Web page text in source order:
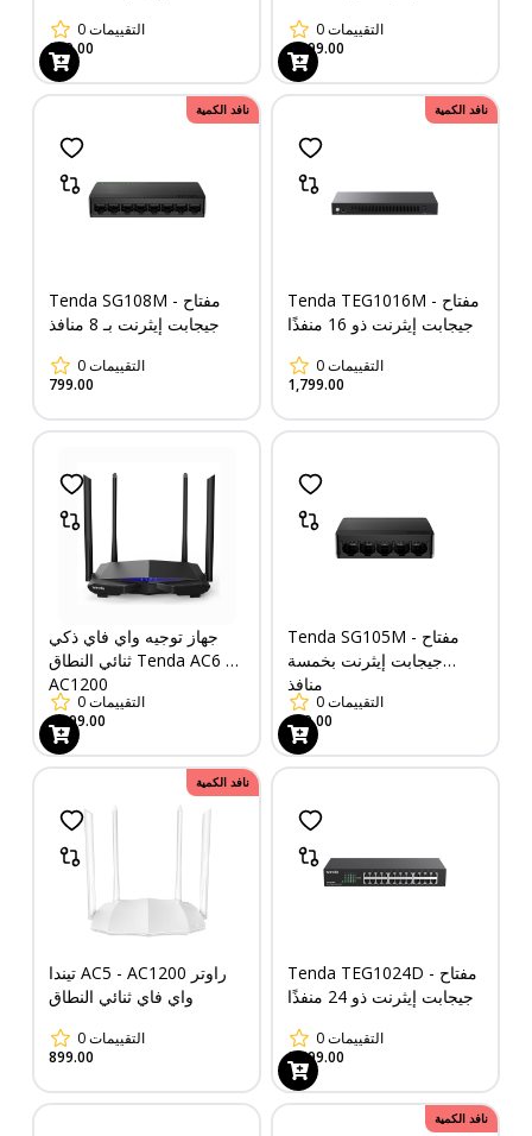
0التقييمات
849.00
0التقييمات
1,999.00
نافد الكمية
Tenda SG108M - مفتاح
جيجابت إيثرنت بـ 8 منافذ
0التقييمات
799.00
نافد الكمية
Tenda TEG1016M - مفتاح
جيجابت إيثرنت ذو 16 منفذًا
0التقييمات
1,799.00
جهاز توجيه واي فاي ذكي
ثنائي النطاق Tenda AC6 -
AC1200
0التقييمات
1,199.00
Tenda SG105M - مفتاح
جيجابت إيثرنت بخمسة
منافذ
0التقييمات
499.00
نافد الكمية
تيندا AC5 - AC1200 راوتر
واي فاي ثنائي النطاق
0التقييمات
899.00
Tenda TEG1024D - مفتاح
جيجابت إيثرنت ذو 24 منفذًا
0التقييمات
2,599.00
نافد الكمية